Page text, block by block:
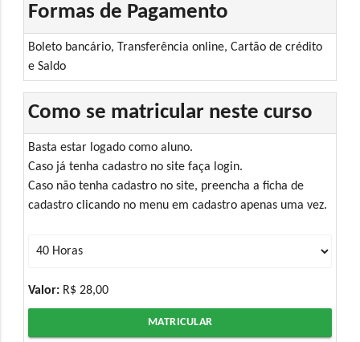
Formas de Pagamento
Boleto bancário, Transferência online, Cartão de crédito
e Saldo
Como se matricular neste curso
Basta estar logado como aluno.
Caso já tenha cadastro no site faça login.
Caso não tenha cadastro no site, preencha a ficha de
cadastro clicando no menu em cadastro apenas uma vez.
Valor: R$ 28,00
MATRICULAR